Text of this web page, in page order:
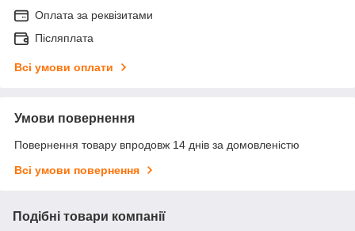
Оплата за реквізитами
Післяплата
Всі умови оплати
Умови повернення
Повернення товару впродовж 14 днів за домовленістю
Всі умови повернення
Подібні товари компанії